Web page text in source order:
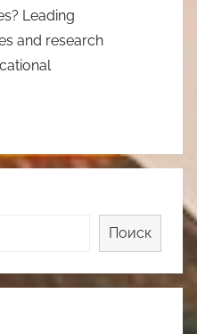
Leading
and research
Поиск